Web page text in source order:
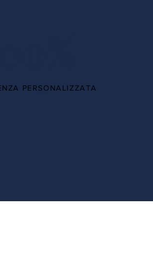
PERSONALIZZATA